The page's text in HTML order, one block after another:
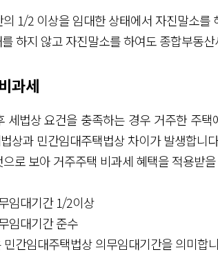
1/2 이상을 임대한 상태에서 자진말소를
하지 않고 자진말소를 하여도 종합부동
과세
세법상 요건을 충족하는 경우 거주한 주
상과 민간임대주택법상 차이가 발생합니
로 보아 거주주택 비과세 혜택을 적용받
임대기간 1/2이상
임대기간 준수
간임대주택법상 의무임대기간을 의미합